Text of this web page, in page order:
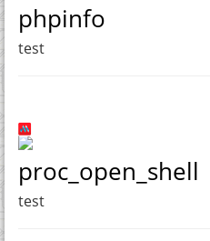
phpinfo
test
proc_open_shell
test